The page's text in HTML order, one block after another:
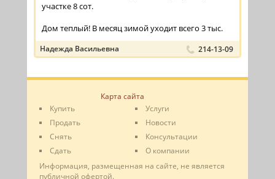
участке 8 сот.
Дом теплый! В месяц зимой уходит всего 3 тыс.
руб. на ...
Надежда Васильевна 214-13-09
Карта сайта
Купить
Продать
Снять
Сдать
Услуги
Новости
Консультации
О компании
Информация, размещенная на сайте, не является
публичной офертой.